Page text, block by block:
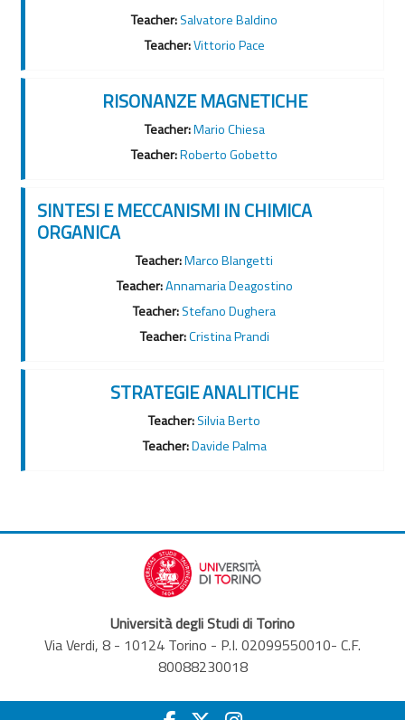
Teacher:Salvatore Baldino
Teacher:Vittorio Pace
RISONANZE MAGNETICHE
Teacher:Mario Chiesa
Teacher:Roberto Gobetto
SINTESI E MECCANISMI IN CHIMICA
ORGANICA
Teacher:Marco Blangetti
Teacher:Annamaria Deagostino
Teacher:Stefano Dughera
Teacher:Cristina Prandi
STRATEGIE ANALITICHE
Teacher:Silvia Berto
Teacher:Davide Palma
Università degli Studi di Torino
Via Verdi, 8 - 10124 Torino - P.I. 02099550010- C.F.
80088230018